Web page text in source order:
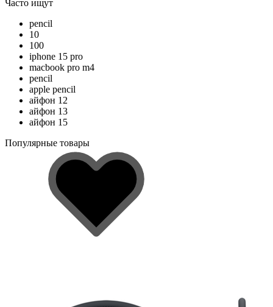
Часто ищут
pencil
10
100
iphone 15 pro
macbook pro m4
pencil
apple pencil
айфон 12
айфон 13
айфон 15
Популярные товары